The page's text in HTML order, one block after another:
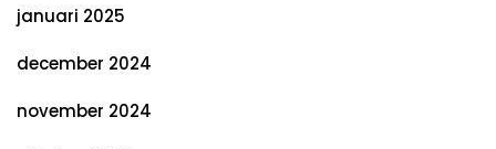
januari 2025
december 2024
november 2024